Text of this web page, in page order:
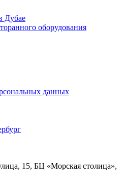
Дубае
оборудования
данных
15, БЦ «Морская столица»,